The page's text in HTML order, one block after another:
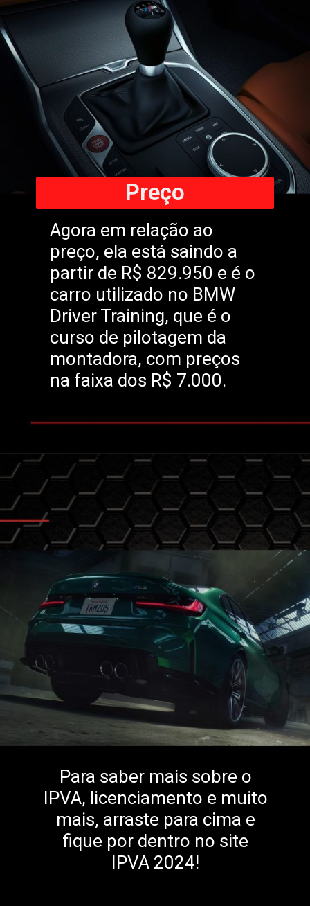
Agora em relação ao
preço, ela está saindo a
partir de R$ 829.950 e é o
carro utilizado no BMW
Driver Training, que é o
curso de pilotagem da
montadora, com preços
na faixa dos R$ 7.000.
Preço
Para saber mais sobre o
IPVA, licenciamento e muito
mais, arraste para cima e
fique por dentro no site
IPVA 2024!